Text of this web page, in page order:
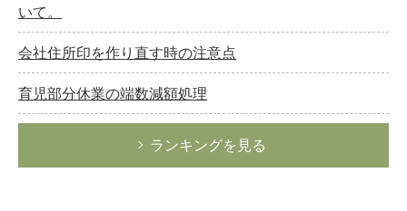
いて。
会社住所印を作り直す時の注意点
育児部分休業の端数減額処理
ランキングを見る